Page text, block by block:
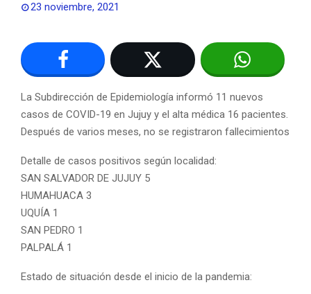
23 noviembre, 2021
La Subdirección de Epidemiología informó 11 nuevos
casos de COVID-19 en Jujuy y el alta médica 16 pacientes.
Después de varios meses, no se registraron fallecimientos
Detalle de casos positivos según localidad:
SAN SALVADOR DE JUJUY 5
HUMAHUACA 3
UQUÍA 1
SAN PEDRO 1
PALPALÁ 1
Estado de situación desde el inicio de la pandemia: